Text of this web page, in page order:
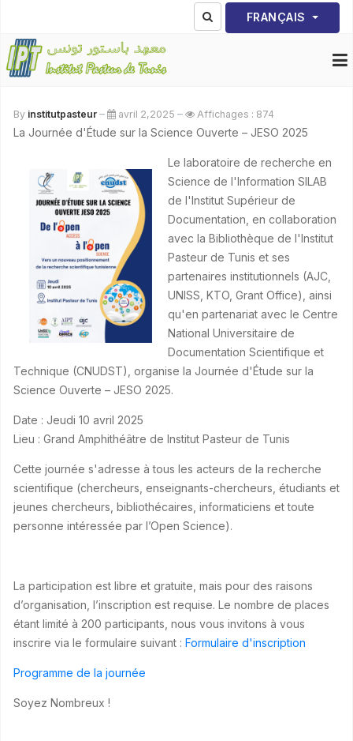
Sélectionnez votre
FRANÇAIS
By institutpasteur avril 2,2025 Affichages : 874
La Journée d'Étude sur la Science Ouverte – JESO 2025
Le laboratoire de recherche en
Science de l'Information SILAB
de l'Institut Supérieur de
Documentation, en collaboration
avec la Bibliothèque de l'Institut
Pasteur de Tunis et ses
partenaires institutionnels (AJC,
UNISS, KTO, Grant Office), ainsi
qu'en partenariat avec le Centre
National Universitaire de
Documentation Scientifique et
Technique (CNUDST), organise la Journée d'Étude sur la
Science Ouverte – JESO 2025.
Date : Jeudi 10 avril 2025
Lieu : Grand Amphithéâtre de Institut Pasteur de Tunis
Cette journée s'adresse à tous les acteurs de la recherche
scientifique (chercheurs, enseignants-chercheurs, étudiants et
jeunes chercheurs, bibliothécaires, informaticiens et toute
personne intéressée par l’Open Science).
La participation est libre et gratuite, mais pour des raisons
d’organisation, l’inscription est requise. Le nombre de places
étant limité à 200 participants, nous vous invitons à vous
inscrire via le formulaire suivant : Formulaire d'inscription
Programme de la journée
Soyez Nombreux !